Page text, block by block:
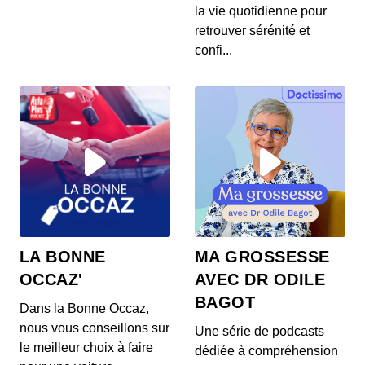
S12E145: L'actu auto du 24 juillet 2020
00:03:37 - IL Y A 6 ANS
Les prix de la Mercedes Classe E restylée, la
S12E144: L'actu auto du 23 juillet 2020
00:03:39 - IL Y A 6 ANS
L’Aston Martin Vanquish 25 par Ian Callum entre
en production. Quel est ce modèle ? On v...
S12E143: L'actu auto du 22 juillet 2020
00:03:25 - IL Y A 6 ANS
1400 ch dans un SUV 100% électrique ? C’est la
nouvelle trouvaille de Ford ! On vos prés...
S12E141: L'actu auto du 21 juillet 2020
00:03:26 - IL Y A 6 ANS
Au menu de ce mardi 21 juillet : des Renault Zoe
la vie quotidienne pour
retrouver sérénité et
confi...
LA BONNE
OCCAZ'
Dans la Bonne Occaz,
nous vous conseillons sur
le meilleur choix à faire
MA GROSSESSE
AVEC DR ODILE
BAGOT
Une série de podcasts
dédiée à compréhension